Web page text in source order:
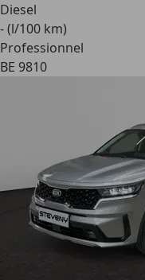
Diesel
- (l/100 km)
Professionnel
BE 9810